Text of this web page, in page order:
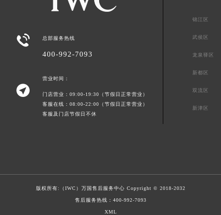
 总部服务热线
400-992-7093

营业时间：
门店营业：09:00-19:30（节假日正常营业）
客服在线：08:00-22:00（节假日正常营业）
客服及门店节假日不休
锦江区
武侯区
龙泉驿区
新都区
双流区
新津区
版权所有:（IWC） 万国售后服务中心 Copyright © 2018-2032
售后服务热线： 400-992-7093
XML